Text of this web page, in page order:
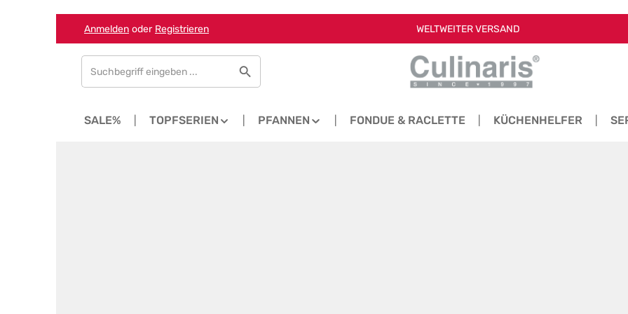
Zum Hauptinhalt springen
Zur Suche springen
Zur Hauptnavigation springen
Anmelden oder Registrieren WELTWEITER VERSAND
SALE% TOPFSERIEN PFANNEN FONDUE & RACLETTE KÜCHENHELFER